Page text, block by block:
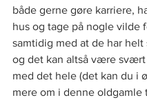
både gerne gøre karriere,
hus og tage på nogle vilde
samtidig med at de har helt
og det kan altså være svært
med det hele (det kan du i
mere om i denne oldgamle